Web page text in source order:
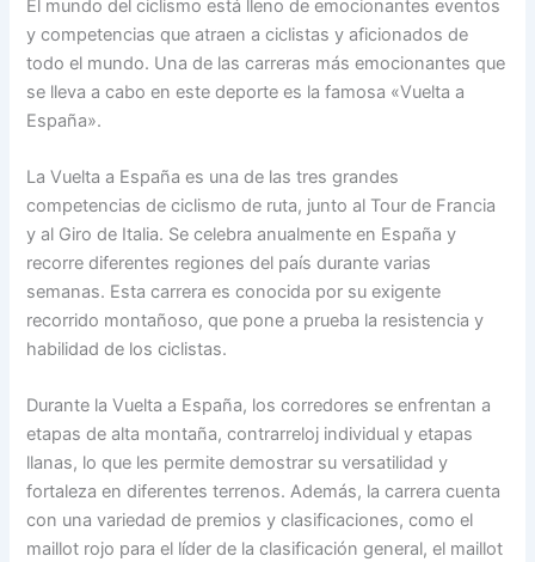
El mundo del ciclismo está lleno de emocionantes eventos
y competencias que atraen a ciclistas y aficionados de
todo el mundo. Una de las carreras más emocionantes que
se lleva a cabo en este deporte es la famosa «Vuelta a
España».
La Vuelta a España es una de las tres grandes
competencias de ciclismo de ruta, junto al Tour de Francia
y al Giro de Italia. Se celebra anualmente en España y
recorre diferentes regiones del país durante varias
semanas. Esta carrera es conocida por su exigente
recorrido montañoso, que pone a prueba la resistencia y
habilidad de los ciclistas.
Durante la Vuelta a España, los corredores se enfrentan a
etapas de alta montaña, contrarreloj individual y etapas
llanas, lo que les permite demostrar su versatilidad y
fortaleza en diferentes terrenos. Además, la carrera cuenta
con una variedad de premios y clasificaciones, como el
maillot rojo para el líder de la clasificación general, el maillot